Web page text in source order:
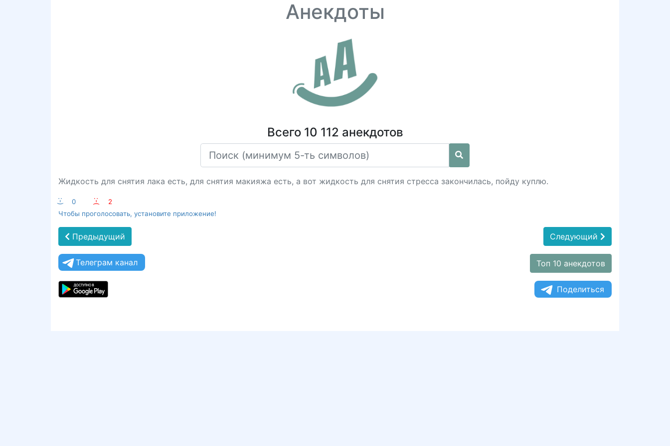
Анекдоты
Всего 10 112 анекдотов
Жидкость для снятия лака есть, для снятия макияжа есть, а вот жидкость для снятия стресса закончилась, пойду куплю.
:-) 0 :-(
2
Чтобы проголосовать, установите приложение!
Предыдущий Следующий
Телеграм канал Топ 10 анекдотов
Поделиться